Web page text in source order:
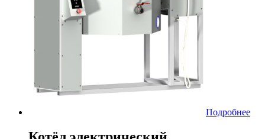
Подробнее